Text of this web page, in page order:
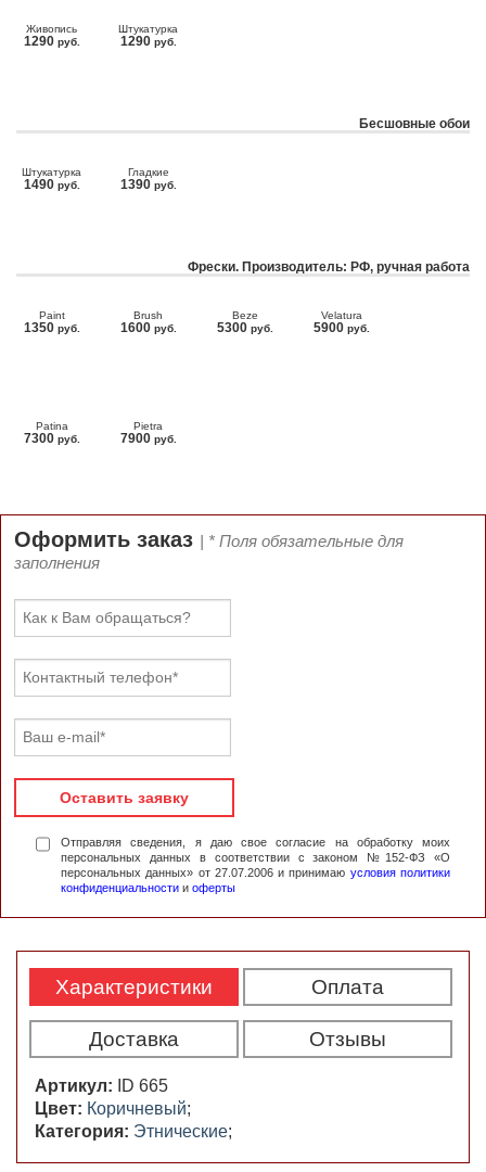
Живопись
1290 руб.
Штукатурка
1290 руб.
Бесшовные обои
Штукатурка
1490 руб.
Гладкие
1390 руб.
Фрески. Производитель: РФ, ручная работа
Paint
1350 руб.
Brush
1600 руб.
Beze
5300 руб.
Velatura
5900 руб.
Patina
7300 руб.
Pietra
7900 руб.
Оформить заказ | * Поля обязательные для
заполнения
Оставить заявку
Отправляя сведения, я даю свое согласие на обработку моих
персональных данных в соответствии с законом №152-ФЗ «О
персональных данных» от 27.07.2006 и принимаю условия политики
конфиденциальности и оферты
Характеристики Оплата
Доставка Отзывы
Артикул:
ID 665
Цвет: Коричневый;
Категория: Этнические;